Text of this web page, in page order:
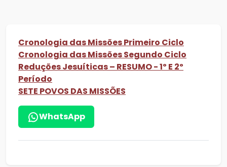
Cronologia das Missões Primeiro Ciclo
Cronologia das Missões Segundo Ciclo
Reduções Jesuíticas – RESUMO - 1º E 2º
Período
SETE POVOS DAS MISSÕES
WhatsApp